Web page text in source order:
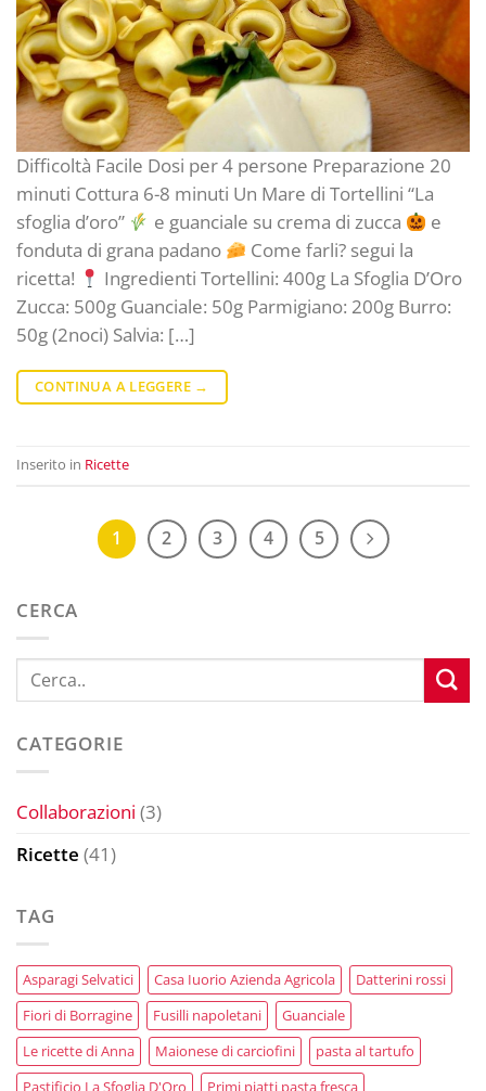
Difficoltà Facile Dosi per 4 persone Preparazione 20
minuti Cottura 6-8 minuti Un Mare di Tortellini “La
sfoglia d’oro”
e guanciale su crema di zucca
e
fonduta di grana padano
Come farli? segui la
ricetta!
Ingredienti Tortellini: 400g La Sfoglia D’Oro
Zucca: 500g Guanciale: 50g Parmigiano: 200g Burro:
50g (2noci) Salvia: […]
CONTINUA A LEGGERE →
Inserito in Ricette
1 2 3 4 5
CERCA
CATEGORIE
Collaborazioni (3)
Ricette (41)
TAG
Asparagi Selvatici Casa Iuorio Azienda Agricola
Datterini rossi
Fiori di Borragine
Fusilli napoletani
Guanciale
Le ricette di Anna
Maionese di carciofini
pasta al tartufo
Pastificio La Sfoglia D'Oro
Primi piatti pasta fresca